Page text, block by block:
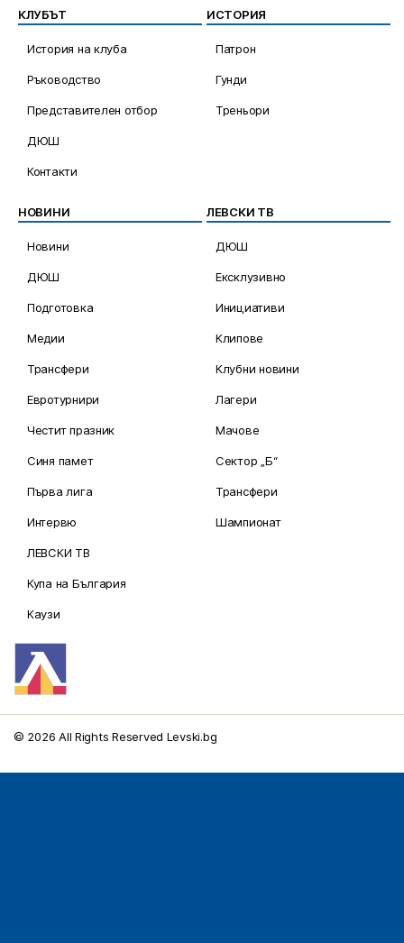
КЛУБЪТ
История на клуба
Ръководство
Представителен отбор
ДЮШ
Контакти
ИСТОРИЯ
Патрон
Гунди
Треньори
НОВИНИ
Новини
ДЮШ
Подготовка
Медии
Трансфери
Евротурнири
Честит празник
Синя памет
Първа лига
Интервю
ЛЕВСКИ ТВ
Купа на България
Каузи
ЛЕВСКИ ТВ
ДЮШ
Ексклузивно
Инициативи
Клипове
Клубни новини
Лагери
Мачове
Сектор „Б“
Трансфери
Шампионат
© 2026 All Rights Reserved Levski.bg